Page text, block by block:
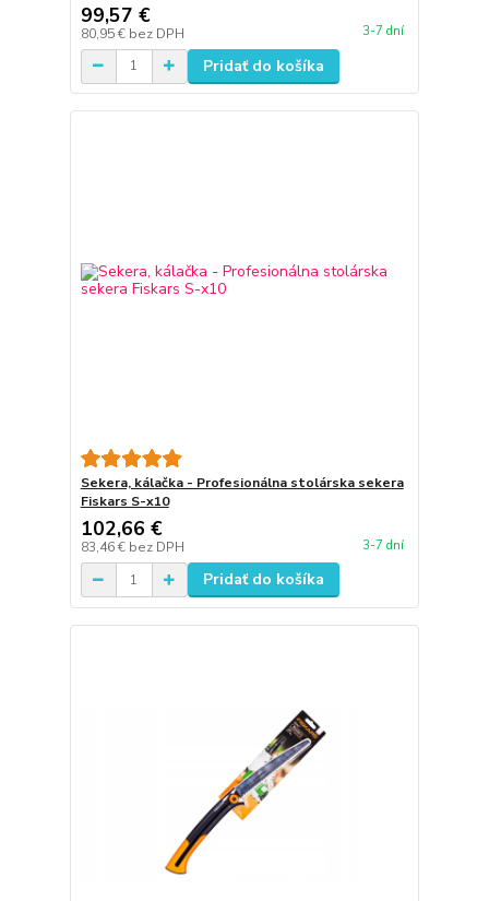
99,57 €
80,95 € bez DPH 3-7 dní
Pridať do košíka
Sekera, kálačka - Profesionálna stolárska sekera
Fiskars S-x10
102,66 €
83,46 € bez DPH 3-7 dní
Pridať do košíka